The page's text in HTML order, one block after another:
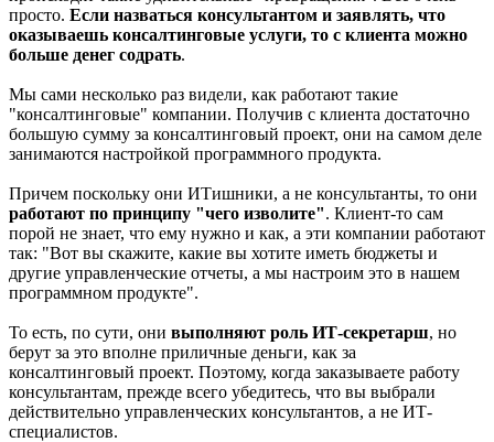
просто. Если назваться консультантом и заявлять, что
оказываешь консалтинговые услуги, то с клиента можно
больше денег содрать.
Мы сами несколько раз видели, как работают такие
"консалтинговые" компании. Получив с клиента достаточно
большую сумму за консалтинговый проект, они на самом деле
занимаются настройкой программного продукта.
Причем поскольку они ИТишники, а не консультанты, то они
работают по принципу "чего изволите". Клиент-то сам
порой не знает, что ему нужно и как, а эти компании работают
так: "Вот вы скажите, какие вы хотите иметь бюджеты и
другие управленческие отчеты, а мы настроим это в нашем
программном продукте".
То есть, по сути, они выполняют роль ИТ-секретарш, но
берут за это вполне приличные деньги, как за
консалтинговый проект. Поэтому, когда заказываете работу
консультантам, прежде всего убедитесь, что вы выбрали
действительно управленческих консультантов, а не ИТ-
специалистов.